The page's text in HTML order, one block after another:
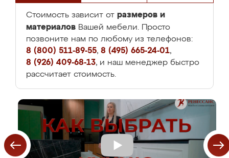
Стоимость зависит от размеров и
материалов Вашей мебели. Просто
позвоните нам по любому из телефонов:
8 (800) 511-89-55, 8 (495) 665-24-01,
8 (926) 409-68-13, и наш менеджер быстро
рассчитает стоимость.